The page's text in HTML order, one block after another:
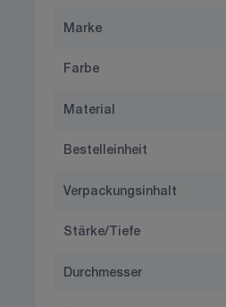
Marke
Farbe
Material
Bestelleinheit
Verpackungsinhalt
Stärke/Tiefe
Durchmesser